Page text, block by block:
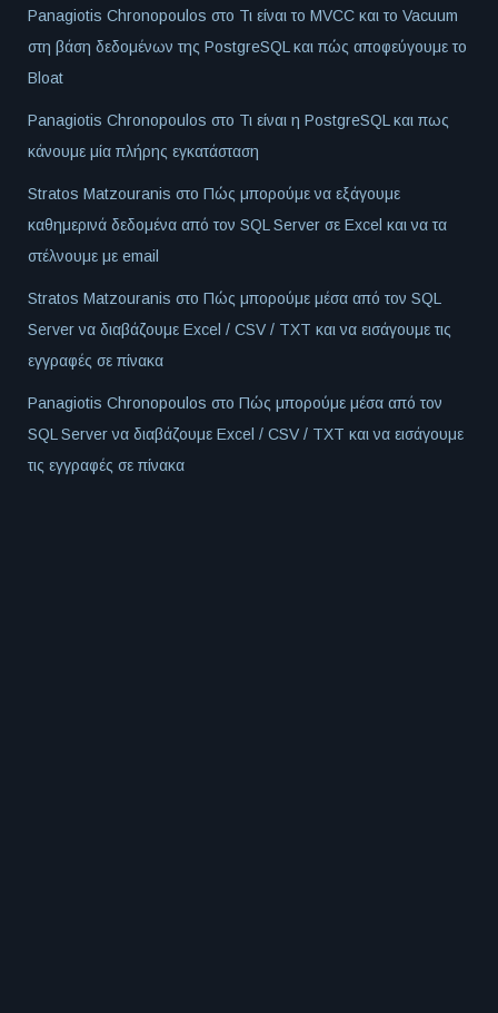
Panagiotis Chronopoulos στο Τι είναι το MVCC και το Vacuum
στη βάση δεδομένων της PostgreSQL και πώς αποφεύγουμε το
Bloat
Panagiotis Chronopoulos στο Τι είναι η PostgreSQL και πως
κάνουμε μία πλήρης εγκατάσταση
Stratos Matzouranis στο Πώς μπορούμε να εξάγουμε
καθημερινά δεδομένα από τον SQL Server σε Excel και να τα
στέλνουμε με email
Stratos Matzouranis στο Πώς μπορούμε μέσα από τον SQL
Server να διαβάζουμε Excel / CSV / TXT και να εισάγουμε τις
εγγραφές σε πίνακα
Panagiotis Chronopoulos στο Πώς μπορούμε μέσα από τον
SQL Server να διαβάζουμε Excel / CSV / TXT και να εισάγουμε
τις εγγραφές σε πίνακα